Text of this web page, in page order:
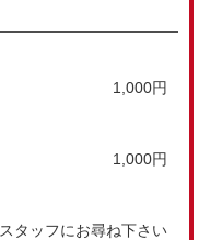
1,000円
1,000円
スタッフにお尋ね下さい